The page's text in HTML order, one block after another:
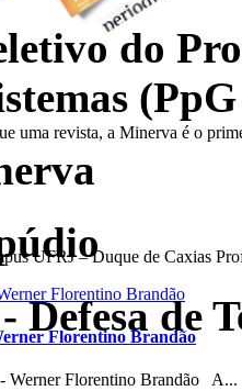
revista, a Minerva é o
UFRJ – Duque de Caxias
Florentino Brandão
Werner Florentino Brandão A...
do
de